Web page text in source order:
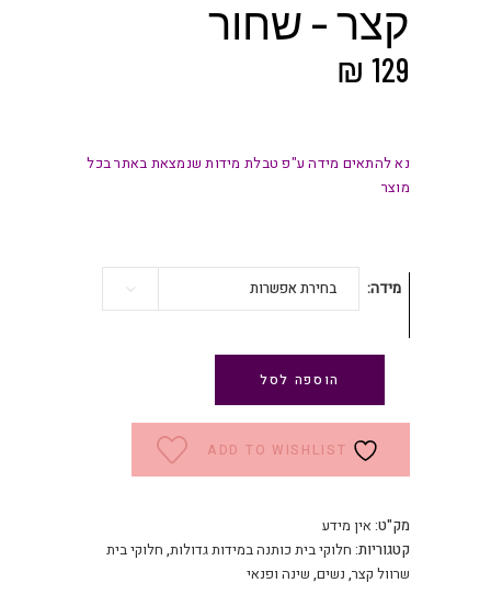
קצר – שחור
₪ 129
נא להתאים מידה ע"פ טבלת מידות שנמצאת באתר בכל
מוצר
מידה בחירת אפשרות
הוספה לסל
ADD TO WISHLIST
מק"ט: אין מידע
קטגוריות: חלוקי בית כותנה במידות גדולות, חלוקי בית
שרוול קצר, נשים, שינה ופנאי